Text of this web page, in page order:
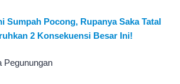
Sumpah Pocong, Rupanya Saka Tatal
2 Konsekuensi Besar Ini!
Pegunungan